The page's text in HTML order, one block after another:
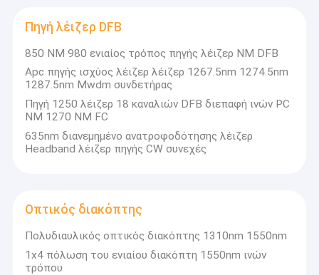
Πηγή λέιζερ DFB
850 NM 980 ενιαίος τρόπος πηγής λέιζερ NM DFB
Apc πηγής ισχύος λέιζερ λέιζερ 1267.5nm 1274.5nm
1287.5nm Mwdm συνδετήρας
Πηγή 1250 λέιζερ 18 καναλιών DFB διεπαφή ινών PC
NM 1270 NM FC
635nm διανεμημένο ανατροφοδότησης λέιζερ
Headband λέιζερ πηγής CW συνεχές
Οπτικός διακόπτης
Πολυδιαυλικός οπτικός διακόπτης 1310nm 1550nm
1x4 πόλωση του ενιαίου διακόπτη 1550nm ινών
τρόπου